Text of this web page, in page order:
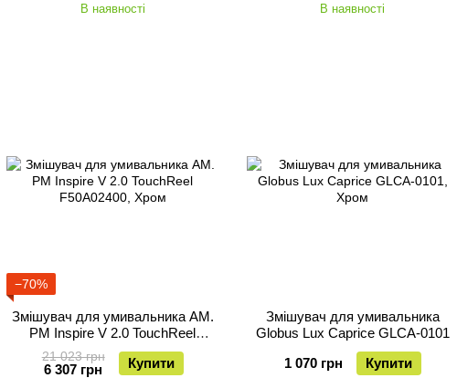
В наявності В наявності
−70%
Змішувач для умивальника AM.
PM Inspire V 2.0 TouchReel
F50A02400
21 023 грн
6 307 грн Купити
Змішувач для умивальника
Globus Lux Caprice GLCA-0101
1 070 грн
Купити